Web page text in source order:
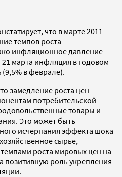
что в марте 2011
темпов роста
инфляционное давление
марта инфляция в годовом
в феврале).
замедление роста цен
потребительской
товары и
Это может быть
исчерпания эффекта шока
сырье,
роста мировых цен на
позитивную роль укрепления